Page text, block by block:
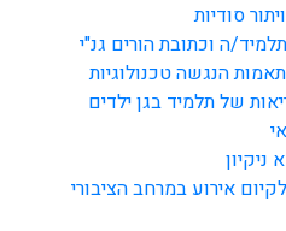
סודיות
ה וכתובת הורים גנ"י
הנגשה טכנולוגיות
של תלמיד בגן ילדים
אירוע במרחב הציבורי